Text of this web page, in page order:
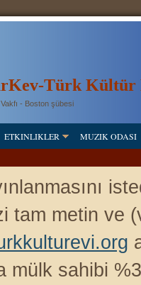
rKev-Türk Kültür
- Boston şübesi
ETKINLIKLER MUZIK ODASI
tam metin ve
mü lk sahibi